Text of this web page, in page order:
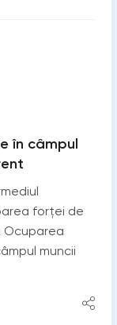
în câmpul
forței de
Ocuparea
muncii